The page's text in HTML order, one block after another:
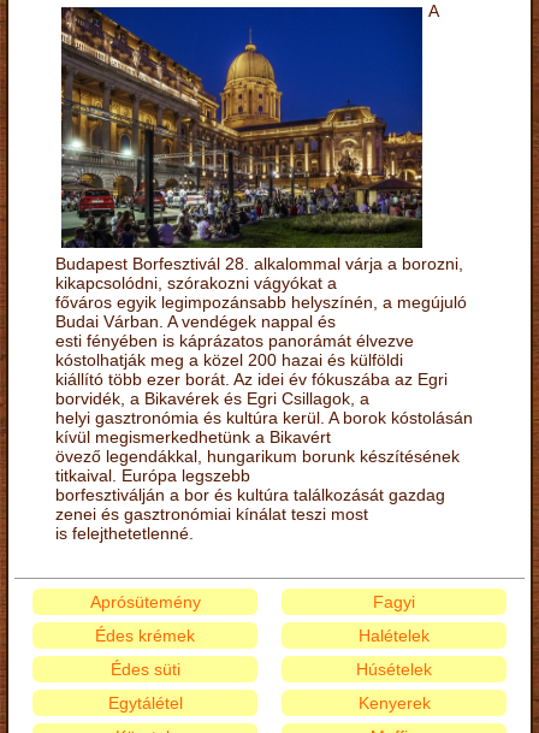
A
Budapest Borfesztivál 28. alkalommal várja a borozni,
kikapcsolódni, szórakozni vágyókat a
főváros egyik legimpozánsabb helyszínén, a megújuló
Budai Várban. A vendégek nappal és
esti fényében is káprázatos panorámát élvezve
kóstolhatják meg a közel 200 hazai és külföldi
kiállító több ezer borát. Az idei év fókuszába az Egri
borvidék, a Bikavérek és Egri Csillagok, a
helyi gasztronómia és kultúra kerül. A borok kóstolásán
kívül megismerkedhetünk a Bikavért
övező legendákkal, hungarikum borunk készítésének
titkaival. Európa legszebb
borfesztiválján a bor és kultúra találkozását gazdag
zenei és gasztronómiai kínálat teszi most
is felejthetetlenné.
Aprósütemény
Édes krémek
Édes süti
Egytálétel
Fagyi
Halételek
Húsételek
Kenyerek